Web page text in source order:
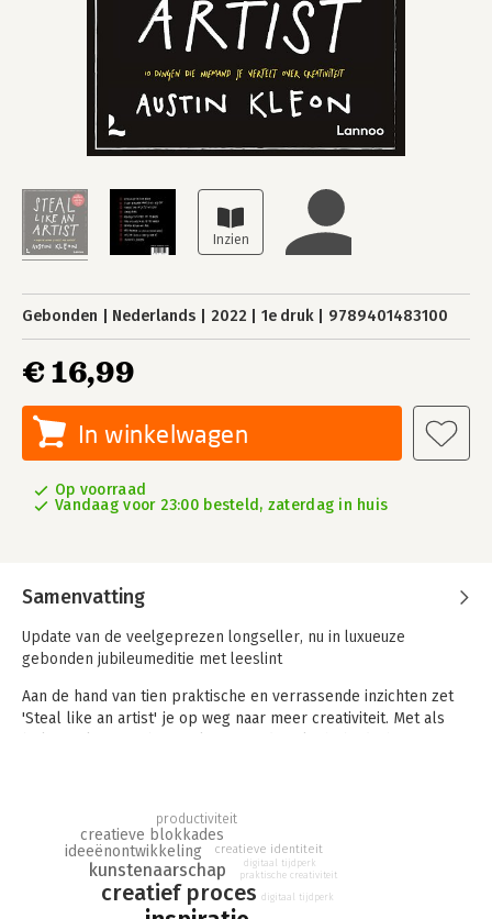
Gebonden Nederlands 2022 1e druk 9789401483100
€ 16,99
In winkelwagen
Op voorraad
Vandaag voor 23:00 besteld, zaterdag in huis
Samenvatting
Update van de veelgeprezen longseller, nu in luxueuze
gebonden jubileumeditie met leeslint
Aan de hand van tien praktische en verrassende inzichten zet
'Steal like an artist' je op weg naar meer creativiteit. Met als
beste - als ze al bestaan. Laat je dus volop inspireren door het
werk van anderen, steel goede ideeën en zet ze naar je hand.
Volg je interesses, waar ze je ook naartoe leiden. Vroeg of laat
wordt die hobby misschien wel je levenswerk. Vergeet het
creatief proces
kunstenaarschap
ideeënontwikkeling
creatieve blokkades
productiviteit
creatieve identiteit
digitaal tijdperk
praktische creativiteit
digitaal tijdperk